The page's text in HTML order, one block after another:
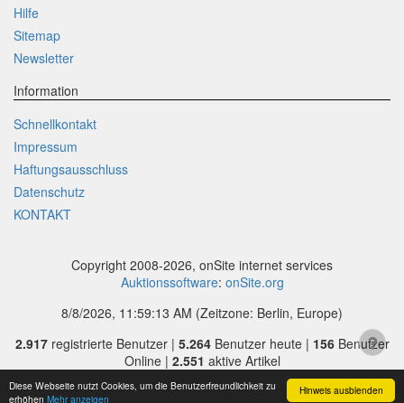
Hinweis ausblenden
Diese Webseite nutzt Cookies, um die Benutzerfreundlichkeit zu
erhöhen Mehr anzeigen
Hilfe
Sitemap
Newsletter
Information
Schnellkontakt
Impressum
Haftungsausschluss
Datenschutz
KONTAKT
Copyright 2008-2026, onSite internet services
Auktionssoftware: onSite.org
8/8/2026, 11:59:13 AM (Zeitzone: Berlin, Europe)
2.917registrierte Benutzer | 5.264Benutzer heute | 156Benutzer
Online | 2.551 aktive Artikel